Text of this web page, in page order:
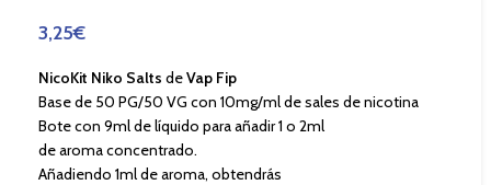
3,25€
NicoKit Niko Salts deVap Fip
Base de 50 PG/50 VG con 10mg/ml de sales de nicotina
Bote con 9ml de líquido para añadir 1 o 2ml
de aroma concentrado.
Añadiendo 1ml de aroma, obtendrás